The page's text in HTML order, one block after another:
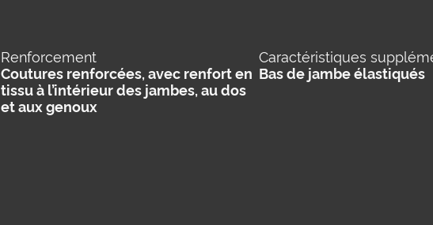
Renforcement
Coutures renforcées, avec renfort en
tissu à l’intérieur des jambes, au dos
et aux genoux
Caractéristiques
Bas de jambe élastiqués